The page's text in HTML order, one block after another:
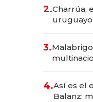
millones
2.Charrúa,
3.Malabrigo
4.Así es el
Balanz: